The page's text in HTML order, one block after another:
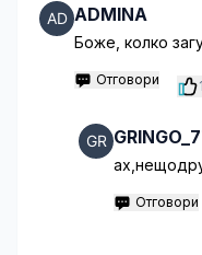
ADMINA
Боже, колко
Отговори 1
Отговори